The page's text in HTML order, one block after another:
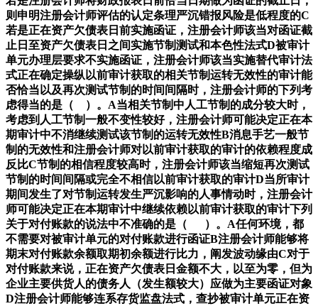
则申明注册会计师评估的认定条理严沉错报风险是低程度的C
若是正在资产欠债表日前实施函证，注册会计师该当对函证截
止日至资产欠债表日之间实施节制测试和本色性法式D被审计
单元办理层要求不实施函证，注册会计师该当实施替代审计法
式正在确定操纵以前审计获取的相关节制运转无效性的审计能
否恰当以及再次测试节制的时间间隔时，注册会计师的下列考
虑得当的是（ ）。A当相关节制中人工节制的成分较大时，
考虑到人工节制一般不变性较好，注册会计师可能决定正在本
期审计中不消继续测试该节制的运转无效性B消息手艺一般节
制的无效性和注册会计师对以前审计获取的审计的依赖程度成
反比C节制的相信程度较高时，注册会计师该当缩短再次测试
节制的时间间隔或完全不相信以前审计获取的审计D当所审计
期间发生了对节制运转发生严沉影响的人事情动时，注册会计
师可能决定正在本期审计中继续依赖以前审计获取的审计下列
关于对付账款的说法中不准确的是（ ）。A任何环境，都
不需要对被审计单元的对付账款进行函证B注册会计师能够将
期末对付账款余额取期初余额进行比力，阐发波动缘由C对于
对付账款来说，正在资产欠债表日金额不大，以至为零，但为
企业主要供货人的债务人（发生额较大）应做为主要函证对象
D注册会计师能够连系存货监盘法式，查抄被审计单元正在资